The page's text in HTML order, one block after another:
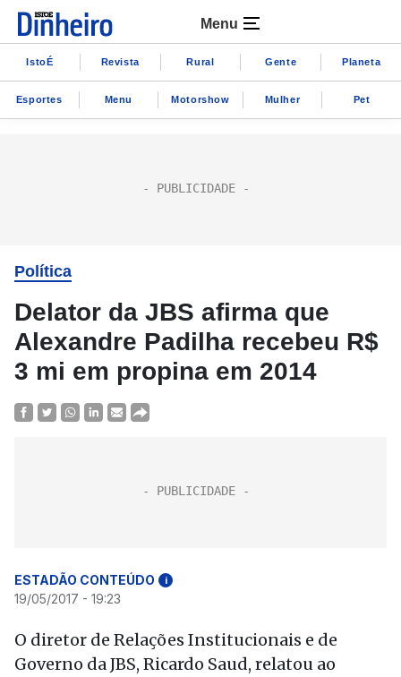
Menu
IstoÉ Revista Rural Gente Planeta
Esportes Menu Motorshow Mulher Pet
Política
Delator da JBS afirma que
Alexandre Padilha recebeu R$
3 mi em propina em 2014
ESTADÃO CONTEÚDO i
19/05/2017 - 19:23
O diretor de Relações Institucionais e de
Governo da JBS, Ricardo Saud, relatou ao